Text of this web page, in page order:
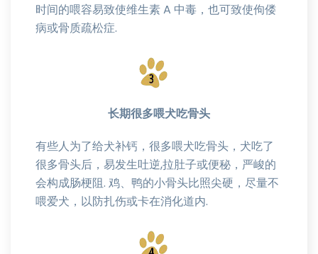
时间的喂容易致使维生素 A 中毒，也可致使佝偻
病或骨质疏松症.
长期很多喂犬吃骨头
有些人为了给犬补钙，很多喂犬吃骨头，犬吃了
很多骨头后，易发生吐逆,拉肚子或便秘，严峻的
会构成肠梗阻. 鸡、鸭的小骨头比照尖硬，尽量不
喂爱犬，以防扎伤或卡在消化道内.